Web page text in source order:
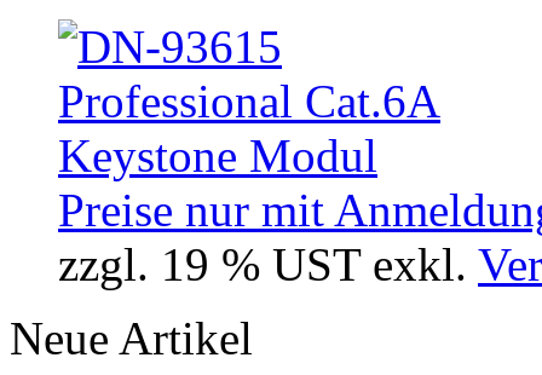
Preise nur mit
zzgl. 19 % UST exkl.
Neue Artikel